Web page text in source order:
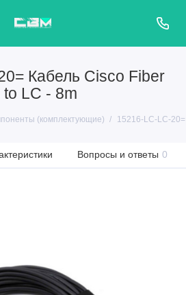
Кабель Cisco Fiber
LC - 8m
(комплектующие) 15216-LC-LC-
Вопросы и ответы 0